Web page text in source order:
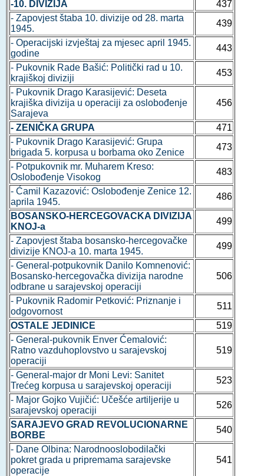
-10. DIVIZIJA
437
- Zapovjest štaba 10. divizije od 28. marta
1945.
439
- Operacijski izvještaj za mjesec april 1945.
godine
443
- Pukovnik Rade Bašić: Politički rad u 10.
krajiškoj diviziji
453
- Pukovnik Drago Karasijević: Deseta
krajiška divizija u operaciji za oslobođenje
Sarajeva
456
- ZENIČKA GRUPA
471
- Pukovnik Drago Karasijević: Grupa
brigada 5. korpusa u borbama oko Zenice
473
- Potpukovnik mr. Muharem Kreso:
Oslobođenje Visokog
483
- Ćamil Kazazović: Oslobođenje Zenice 12.
aprila 1945.
486
BOSANSKO-HERCEGOVACKA DIVIZIJA
KNOJ-a
499
- Zapovjest štaba bosansko-hercegovačke
divizije KNOJ-a 10. marta 1945.
499
- General-potpukovnik Danilo Komnenović:
Bosansko-hercegovačka divizija narodne
odbrane u sarajevskoj operaciji
506
- Pukovnik Radomir Petković: Priznanje i
odgovornost
511
OSTALE JEDINICE
519
- General-pukovnik Enver Ćemalović:
Ratno vazduhoplovstvo u sarajevskoj
operaciji
519
- General-major dr Moni Levi: Sanitet
Trećeg korpusa u sarajevskoj operaciji
523
- Major Gojko Vujičić: Učešće artiljerije u
sarajevskoj operaciji
526
SARAJEVO GRAD REVOLUCIONARNE
BORBE
540
- Dane Olbina: Narodnooslobodilački
pokret grada u pripremama sarajevske
operacije
541